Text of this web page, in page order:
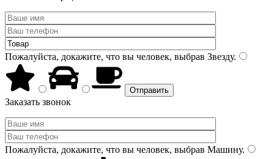
Пожалуйста, докажите, что вы человек, выбрав Звезду.
Заказать звонок
Пожалуйста, докажите, что вы человек, выбрав Машину.